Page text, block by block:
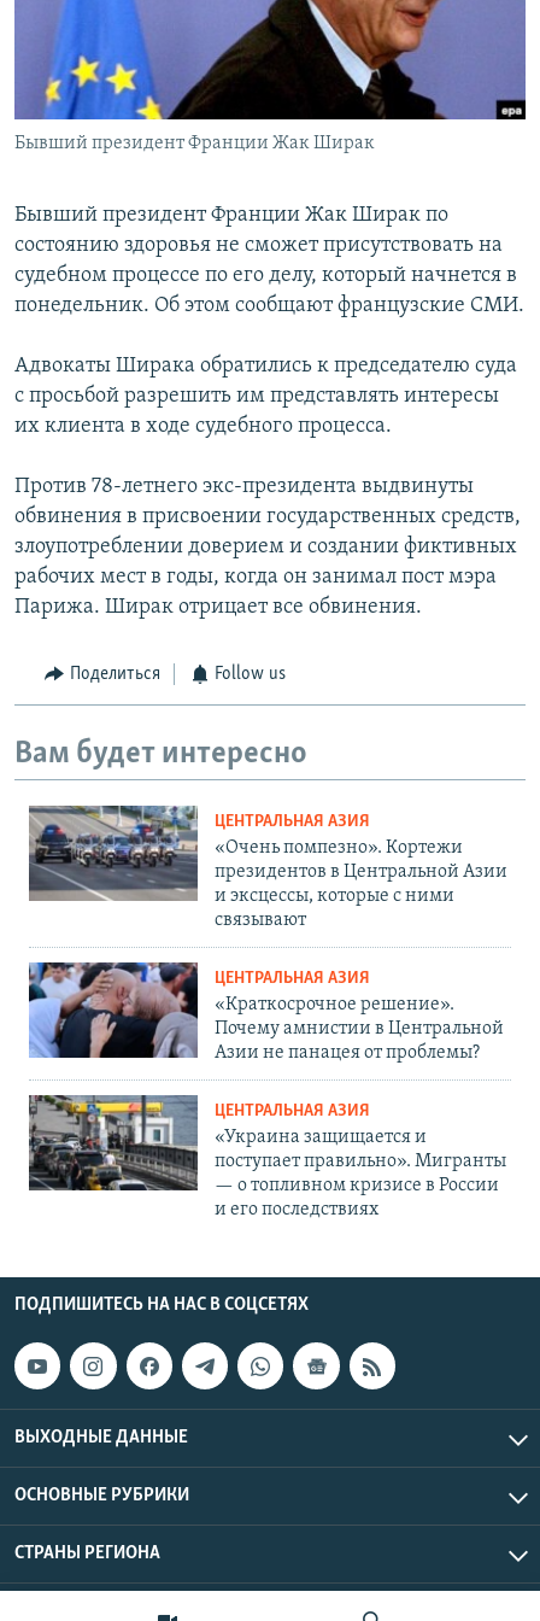
Бывший президент Франции Жак Ширак
Бывший президент Франции Жак Ширак по
состоянию здоровья не сможет присутствовать на
судебном процессе по его делу, который начнется в
понедельник. Об этом сообщают французские СМИ.
Адвокаты Ширака обратились к председателю суда
с просьбой разрешить им представлять интересы
их клиента в ходе судебного процесса.
Против 78-летнего экс-президента выдвинуты
обвинения в присвоении государственных средств,
злоупотреблении доверием и создании фиктивных
рабочих мест в годы, когда он занимал пост мэра
Парижа. Ширак отрицает все обвинения.
Поделиться Follow us
Вам будет интересно
ЦЕНТРАЛЬНАЯ АЗИЯ
«Очень помпезно». Кортежи
президентов в Центральной Азии
и эксцессы, которые с ними
связывают
ЦЕНТРАЛЬНАЯ АЗИЯ
«Краткосрочное решение».
Почему амнистии в Центральной
Азии не панацея от проблемы?
ЦЕНТРАЛЬНАЯ АЗИЯ
«Украина защищается и
поступает правильно». Мигранты
— о топливном кризисе в России
и его последствиях
ПОДПИШИТЕСЬ НА НАС В СОЦСЕТЯХ
ВЫХОДНЫЕ ДАННЫЕ
ОСНОВНЫЕ РУБРИКИ
СТРАНЫ РЕГИОНА
Азаттык Азия © 2026 RFE/RL, Inc. | Все права защищены.